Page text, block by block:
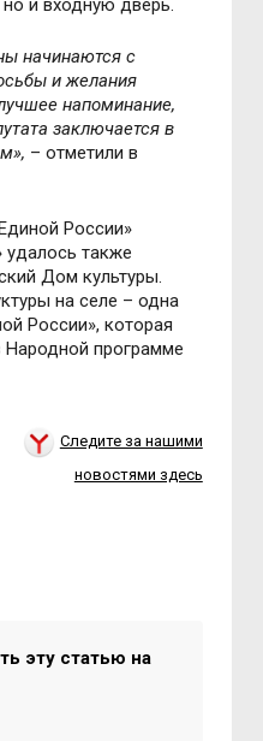
и входную дверь.
начинаются с
и желания
напоминание,
заключается в
– отметили в
России»
удалось также
Дом культуры.
на селе – одна
России», которая
программе
Следите за нашими
новостями здесь
эту статью на